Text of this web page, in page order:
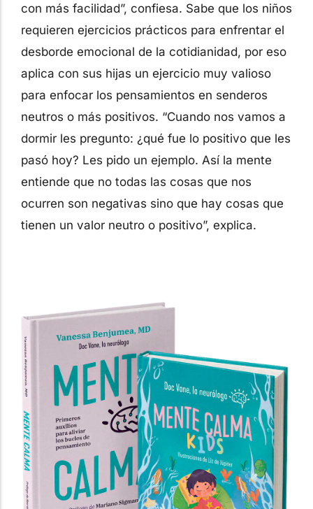
con más facilidad”, confiesa. Sabe que los niños
requieren ejercicios prácticos para enfrentar el
desborde emocional de la cotidianidad, por eso
aplica con sus hijas un ejercicio muy valioso
para enfocar los pensamientos en senderos
neutros o más positivos. “Cuando nos vamos a
dormir les pregunto: ¿qué fue lo positivo que les
pasó hoy? Les pido un ejemplo. Así la mente
entiende que no todas las cosas que nos
ocurren son negativas sino que hay cosas que
tienen un valor neutro o positivo”, explica.